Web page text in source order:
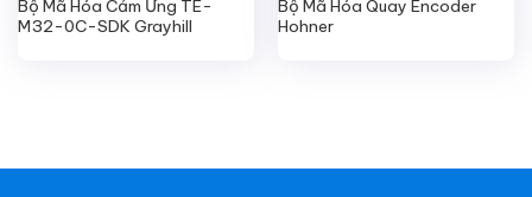
Bộ Mã Hóa Cảm Ứng TE-
M32-0C-SDK Grayhill
Bộ Mã Hóa Quay Encoder
Hohner